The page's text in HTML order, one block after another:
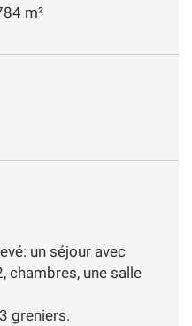
m²
un séjour avec
chambres, une salle
greniers.